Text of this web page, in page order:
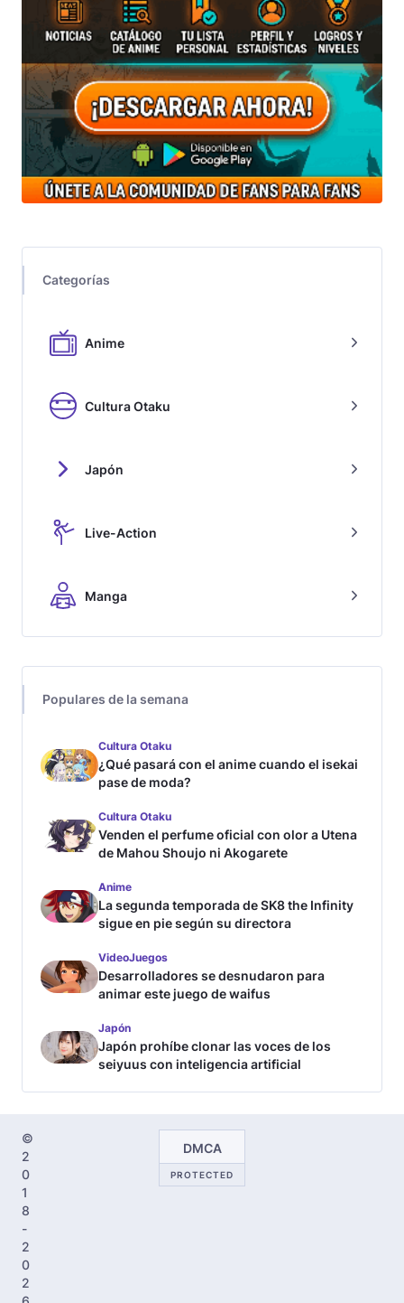
Categorías
Anime
Cultura Otaku
Japón
Live-Action
Manga
Populares de la semana
Cultura Otaku
¿Qué pasará con el anime cuando el isekai
pase de moda?
Cultura Otaku
Venden el perfume oficial con olor a Utena
de Mahou Shoujo ni Akogarete
Anime
La segunda temporada de SK8 the Infinity
sigue en pie según su directora
VideoJuegos
Desarrolladores se desnudaron para
animar este juego de waifus
Japón
Japón prohíbe clonar las voces de los
seiyuus con inteligencia artificial
©
2
0
1
8
-
2
0
2
DMCA
PROTECTED